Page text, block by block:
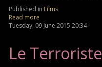
Published in Films
Read more
Tuesday, 09 June 2015 20:34
Le Terroriste